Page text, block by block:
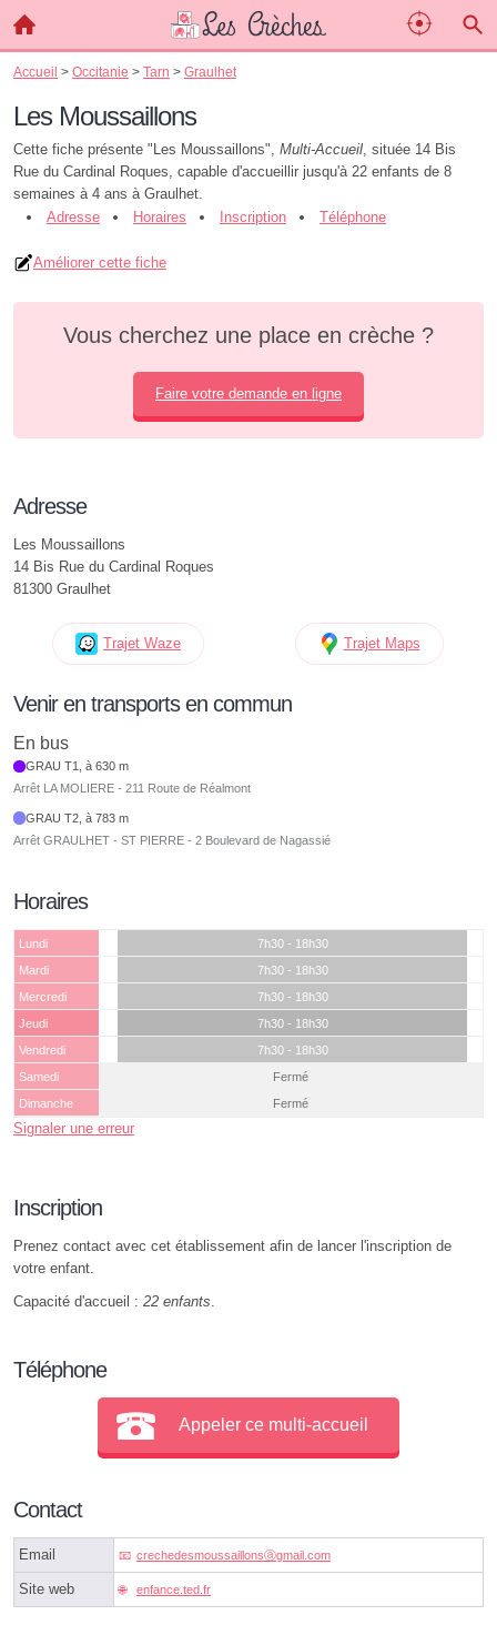
Accueil > Occitanie > Tarn > Graulhet
Les Moussaillons
Cette fiche présente "Les Moussaillons", Multi-Accueil, située 14 Bis
Rue du Cardinal Roques, capable d'accueillir jusqu'à 22 enfants de 8
semaines à 4 ans à Graulhet.
Adresse
Horaires Inscription Téléphone
Améliorer cette fiche
Vous cherchez une place en crèche ?
Faire votre demande en ligne
Adresse
Les Moussaillons
14 Bis Rue du Cardinal Roques
81300 Graulhet
Trajet Waze Trajet Maps
Venir en transports en commun
En bus
GRAU T1, à 630 m
Arrêt LA MOLIERE - 211 Route de Réalmont
GRAU T2, à 783 m
Arrêt GRAULHET - ST PIERRE - 2 Boulevard de Nagassié
Horaires
Lundi
7h30 - 18h30
Mardi
7h30 - 18h30
Mercredi
7h30 - 18h30
Jeudi
7h30 - 18h30
Vendredi
7h30 - 18h30
Samedi
Fermé
Dimanche
Fermé
Signaler une erreur
Inscription
Prenez contact avec cet établissement afin de lancer l'inscription de
votre enfant.
Capacité d'accueil : 22 enfants
Téléphone
Appeler ce multi-accueil
Contact
Email crechedesmoussaillonsⓐgmail.com
Site web enfance.ted.fr